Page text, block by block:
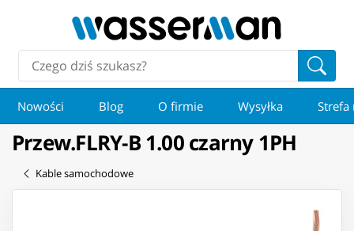
Nowości Blog O firmie Wysyłka Strefa
Przew.FLRY-B 1.00 czarny 1PH
Kable samochodowe